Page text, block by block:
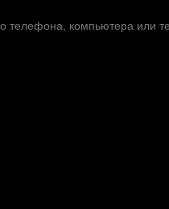
телефона, компьютера или